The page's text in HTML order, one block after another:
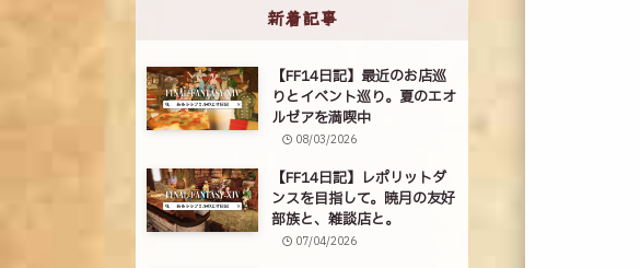
新着記事
【FF14日記】最近のお店巡
りとイベント巡り。夏のエオ
ルゼアを満喫中
08/03/2026
【FF14日記】レポリットダ
ンスを目指して。暁月の友好
部族と、雑談店と。
07/04/2026